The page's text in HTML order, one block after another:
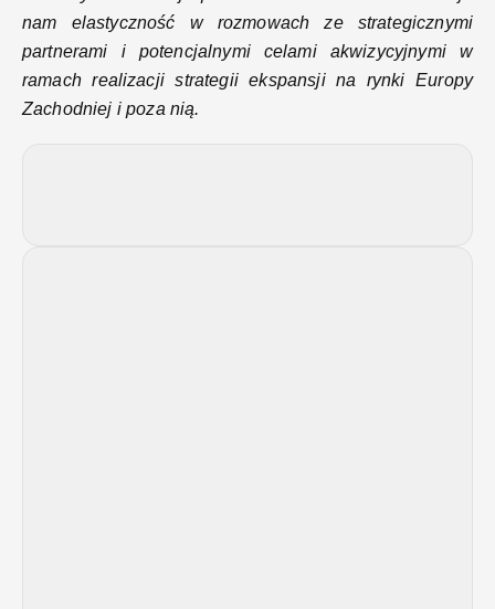
nam elastyczność w rozmowach ze strategicznymi
partnerami i potencjalnymi celami akwizycyjnymi w
ramach realizacji strategii ekspansji na rynki Europy
Zachodniej i poza nią.